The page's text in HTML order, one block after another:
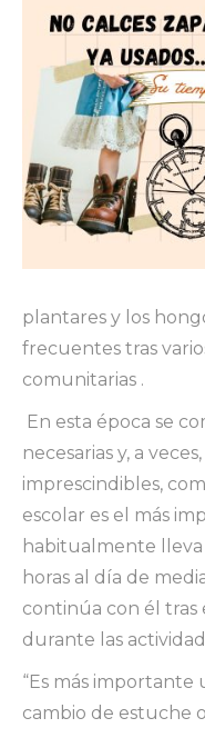
plantares y los
frecuentes tras
comunitarias .
En esta época se
necesarias y, a
imprescindibles,
escolar es el más
habitualmente
horas al día de
continúa con él tras
durante las
“Es más
cambio de estuche